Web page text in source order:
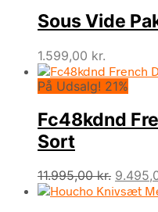
Sous Vide
1.599,00 kr.
På Udsalg! 21%
Fc48kdnd
Sort
11.995,00kr. Den